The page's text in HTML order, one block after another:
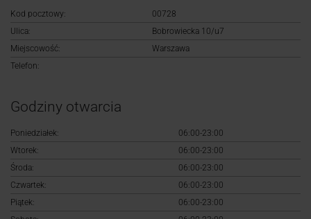
Logowanie
Kod pocztowy:
00728
Ulica:
Bobrowiecka 10/u7
Miejscowość:
Warszawa
Telefon:
Godziny otwarcia
Poniedziałek:
06:00-23:00
Wtorek:
06:00-23:00
Środa:
06:00-23:00
Czwartek:
06:00-23:00
Piątek:
06:00-23:00